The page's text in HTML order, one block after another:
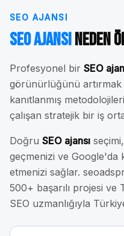
SEO AJANSI
SEO AjansıNeden
Profesyonel bir SEO
görünürlüğünü
kanıtlanmış
çalışan stratejik bir iş
Doğru SEO ajansı
geçmenizi ve Google'da
etmenizi sağlar.
500+ başarılı projesi ve
SEO uzmanlığıyla